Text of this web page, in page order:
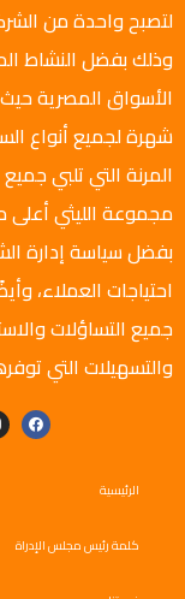
لتصبح واحدة من
وذلك بفضل النشاط
الأسواق المصرية حيث
شهرة لجميع أنواع
المرنة التي تلبي
بفضل سياسة إدارة
احتياجات العملاء،
جميع التساؤلات
والتسهيلات التي
الرئيسية
كلمة رئيس مجلس الإدراة